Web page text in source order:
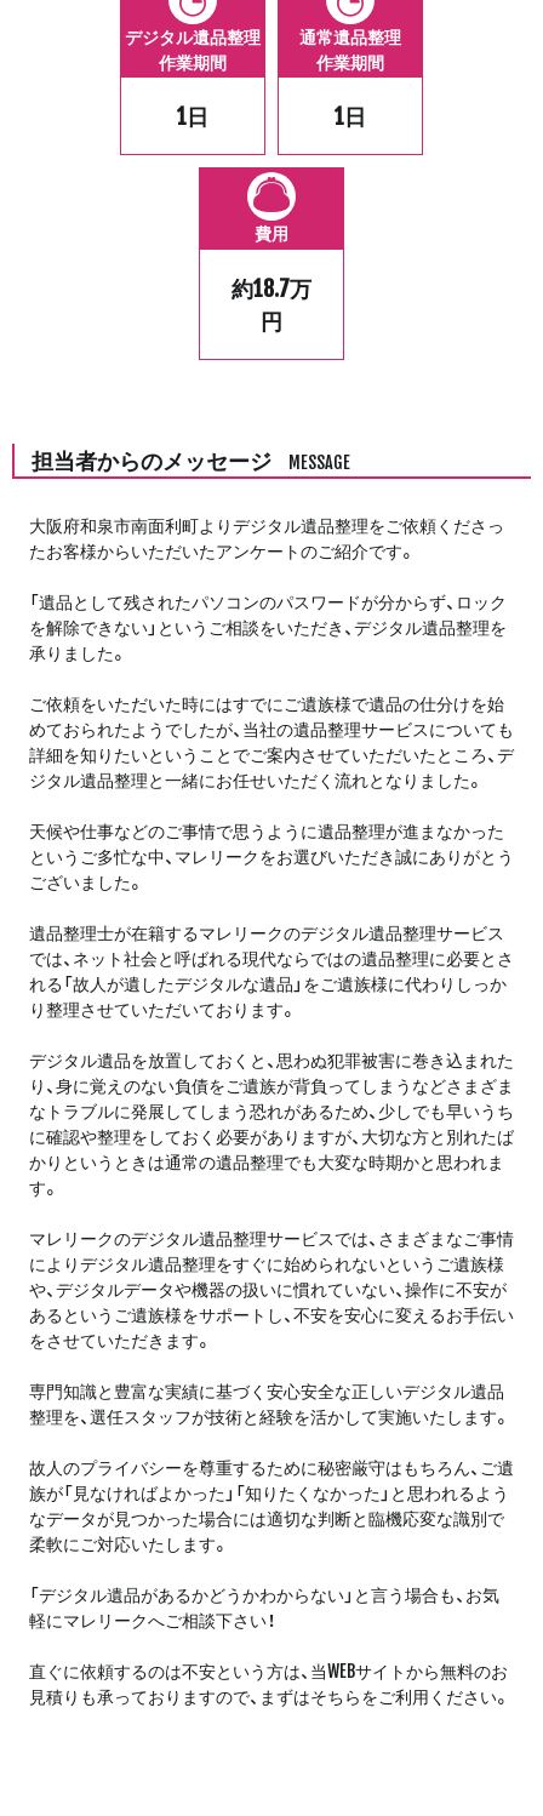
デジタル遺品整理
作業期間
1日
通常遺品整理
作業期間
1日
費用
約18.7万
円
担当者からのメッセージ MESSAGE
大阪府和泉市南面利町よりデジタル遺品整理をご依頼くださっ
たお客様からいただいたアンケートのご紹介です。
「遺品として残されたパソコンのパスワードが分からず、ロック
を解除できない」というご相談をいただき、デジタル遺品整理を
承りました。
ご依頼をいただいた時にはすでにご遺族様で遺品の仕分けを始
めておられたようでしたが、当社の遺品整理サービスについても
詳細を知りたいということでご案内させていただいたところ、デ
ジタル遺品整理と一緒にお任せいただく流れとなりました。
天候や仕事などのご事情で思うように遺品整理が進まなかった
というご多忙な中、マレリークをお選びいただき誠にありがとう
ございました。
遺品整理士が在籍するマレリークのデジタル遺品整理サービス
では、ネット社会と呼ばれる現代ならではの遺品整理に必要とさ
れる「故人が遺したデジタルな遺品」をご遺族様に代わりしっか
り整理させていただいております。
デジタル遺品を放置しておくと、思わぬ犯罪被害に巻き込まれた
り、身に覚えのない負債をご遺族が背負ってしまうなどさまざま
なトラブルに発展してしまう恐れがあるため、少しでも早いうち
に確認や整理をしておく必要がありますが、大切な方と別れたば
かりというときは通常の遺品整理でも大変な時期かと思われま
す。
マレリークのデジタル遺品整理サービスでは、さまざまなご事情
によりデジタル遺品整理をすぐに始められないというご遺族様
や、デジタルデータや機器の扱いに慣れていない、操作に不安が
あるというご遺族様をサポートし、不安を安心に変えるお手伝い
をさせていただきます。
専門知識と豊富な実績に基づく安心安全な正しいデジタル遺品
整理を、選任スタッフが技術と経験を活かして実施いたします。
故人のプライバシーを尊重するために秘密厳守はもちろん、ご遺
族が「見なければよかった」「知りたくなかった」と思われるよう
なデータが見つかった場合には適切な判断と臨機応変な識別で
柔軟にご対応いたします。
「デジタル遺品があるかどうかわからない」と言う場合も、お気
軽にマレリークへご相談下さい！
直ぐに依頼するのは不安という方は、当WEBサイトから無料のお
見積りも承っておりますので、まずはそちらをご利用ください。